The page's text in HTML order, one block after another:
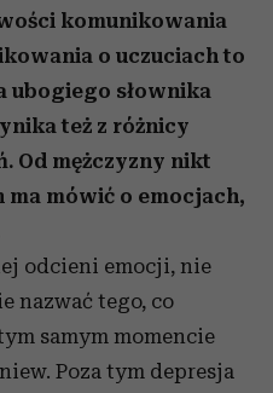
komunikowania
o uczuciach to
ubogiego słownika
też z różnicy
Od mężczyzny nikt
ma mówić o emocjach,
odcieni emocji, nie
nazwać tego, co
samym momencie
Poza tym depresja